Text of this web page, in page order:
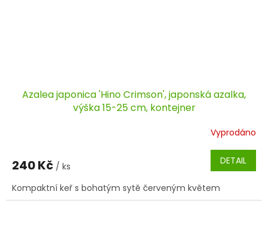
Azalea japonica 'Hino Crimson', japonská azalka,
výška 15-25 cm, kontejner
Vyprodáno
240 Kč / ks DETAIL
Kompaktní keř s bohatým sytě červeným květem